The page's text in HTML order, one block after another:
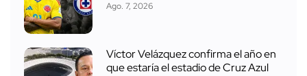
Ago. 7, 2026
Víctor Velázquez confirma el año en
que estaría el estadio de Cruz Azul